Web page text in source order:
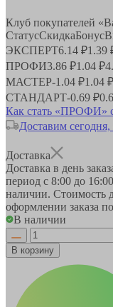
Клуб покупателей
СтатусСкидкаБонус
ЭКСПЕРТ6.14 ₽1.39
ПРОФИ3.86 ₽1.04 ₽
МАСТЕР-1.04 ₽1.04 ₽
СТАНДАРТ-0.69 ₽
Как стать «ПРОФИ»
Доставим
Доставка
Доставка в день
период с 8:00 до 16:00
наличии. Стоимость
оформлении заказа
В наличии
В корзину